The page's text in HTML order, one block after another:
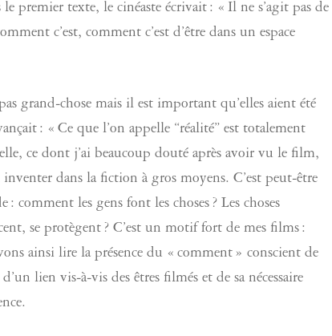
texte, le cinéaste écrivait : « Il ne s’agit pas de
c’est, comment c’est d’être dans un espace
grand-chose mais il est important qu’elles aient été
: « Ce que l’on appelle “réalité” est totalement
ce dont j’ai beaucoup douté après avoir vu le film,
dans la fiction à gros moyens. C’est peut-être
comment les gens font les choses ? Les choses
se protègent ? C’est un motif fort de mes films :
ainsi lire la présence du « comment » conscient de
lien vis-à-vis des êtres filmés et de sa nécessaire